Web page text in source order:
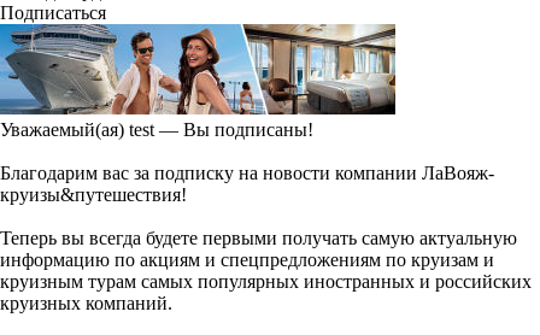
Подписаться
Уважаемый(ая) test — Вы подписаны!
Благодарим вас за подписку на новости компании ЛаВояж-
круизы&путешествия!
Теперь вы всегда будете первыми получать самую актуальную
информацию по акциям и спецпредложениям по круизам и
круизным турам самых популярных иностранных и российских
круизных компаний.